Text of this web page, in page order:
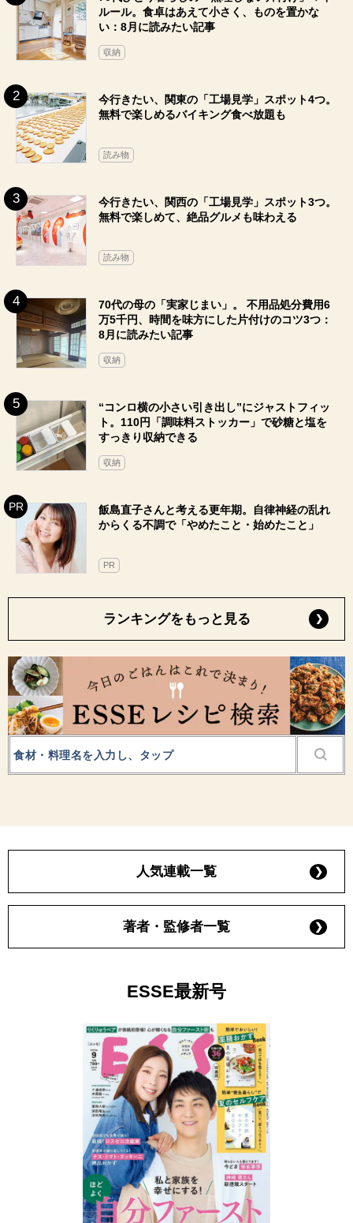
ルール。食卓はあえて小さく、ものを置かな
い：8月に読みたい記事
収納
今行きたい、関東の「工場見学」スポット4つ。
無料で楽しめるバイキング食べ放題も
読み物
今行きたい、関西の「工場見学」スポット3つ。
無料で楽しめて、絶品グルメも味わえる
読み物
70代の母の「実家じまい」。 不用品処分費用6
万5千円、時間を味方にした片付けのコツ3つ：
8月に読みたい記事
収納
“コンロ横の小さい引き出し”にジャストフィッ
ト。110円「調味料ストッカー」で砂糖と塩を
すっきり収納できる
収納
飯島直子さんと考える更年期。自律神経の乱れ
からくる不調で「やめたこと・始めたこと」
PR
ランキングをもっと見る
人気連載一覧
著者・監修者一覧
ESSE最新号